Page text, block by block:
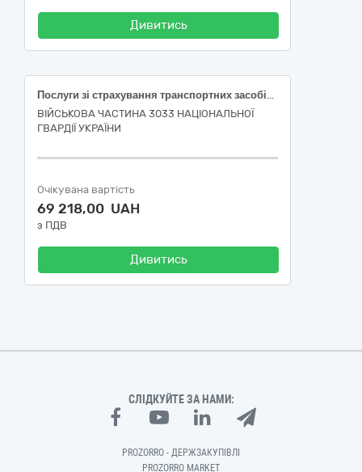
Дивитись
Послуги зі страхування транспортних засобів (66514110-0 Послуги зі страхування транспортних засобів)
ВІЙСЬКОВА ЧАСТИНА 3033 НАЦІОНАЛЬНОЇ
ГВАРДІЇ УКРАЇНИ
Очікувана вартість
69 218,00 UAH
з ПДВ
Дивитись
СЛІДКУЙТЕ ЗА НАМИ:
PROZORRO - ДЕРЖЗАКУПІВЛІ
PROZORRO MARKET